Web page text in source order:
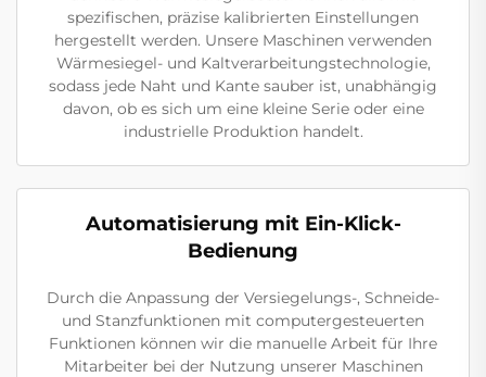
spezifischen, präzise kalibrierten Einstellungen
hergestellt werden. Unsere Maschinen verwenden
Wärmesiegel- und Kaltverarbeitungstechnologie,
sodass jede Naht und Kante sauber ist, unabhängig
davon, ob es sich um eine kleine Serie oder eine
industrielle Produktion handelt.
Automatisierung mit Ein-Klick-
Bedienung
Durch die Anpassung der Versiegelungs-, Schneide-
und Stanzfunktionen mit computergesteuerten
Funktionen können wir die manuelle Arbeit für Ihre
Mitarbeiter bei der Nutzung unserer Maschinen